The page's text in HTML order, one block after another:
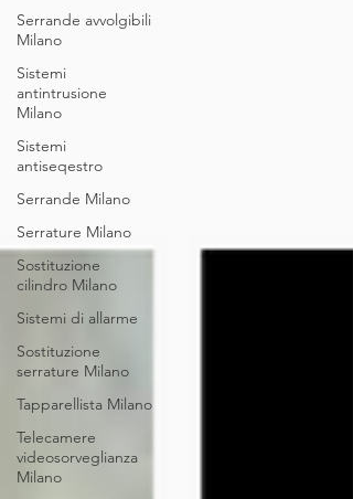
Serrande avvolgibili
Milano
Sistemi
antintrusione
Milano
Sistemi
antiseqestro
Serrande Milano
Serrature Milano
Sostituzione
cilindro Milano
Sistemi di allarme
Sostituzione
serrature Milano
Tapparellista Milano
Telecamere
videosorveglianza
Milano